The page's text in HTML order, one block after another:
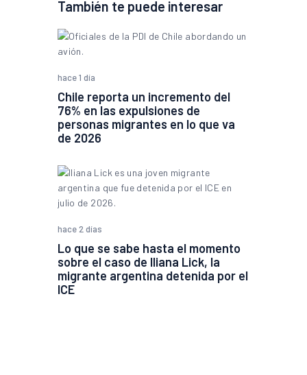
También te puede interesar
hace 1 día
Chile reporta un incremento del
76% en las expulsiones de
personas migrantes en lo que va
de 2026
hace 2 días
Lo que se sabe hasta el momento
sobre el caso de Iliana Lick, la
migrante argentina detenida por el
ICE